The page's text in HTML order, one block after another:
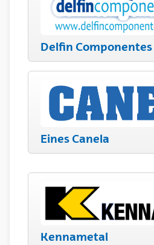
Delfin Componentes
Eines Canela
Kennametal